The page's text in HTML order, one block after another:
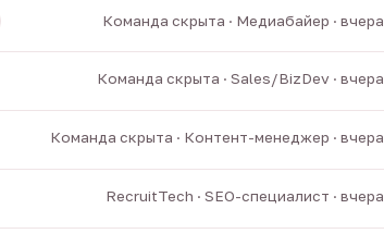
Команда скрыта · Медиабайер · вчера
Команда скрыта · Sales/BizDev · вчера
Команда скрыта · Контент-менеджер · вчера
RecruitTech · SEO-специалист · вчера